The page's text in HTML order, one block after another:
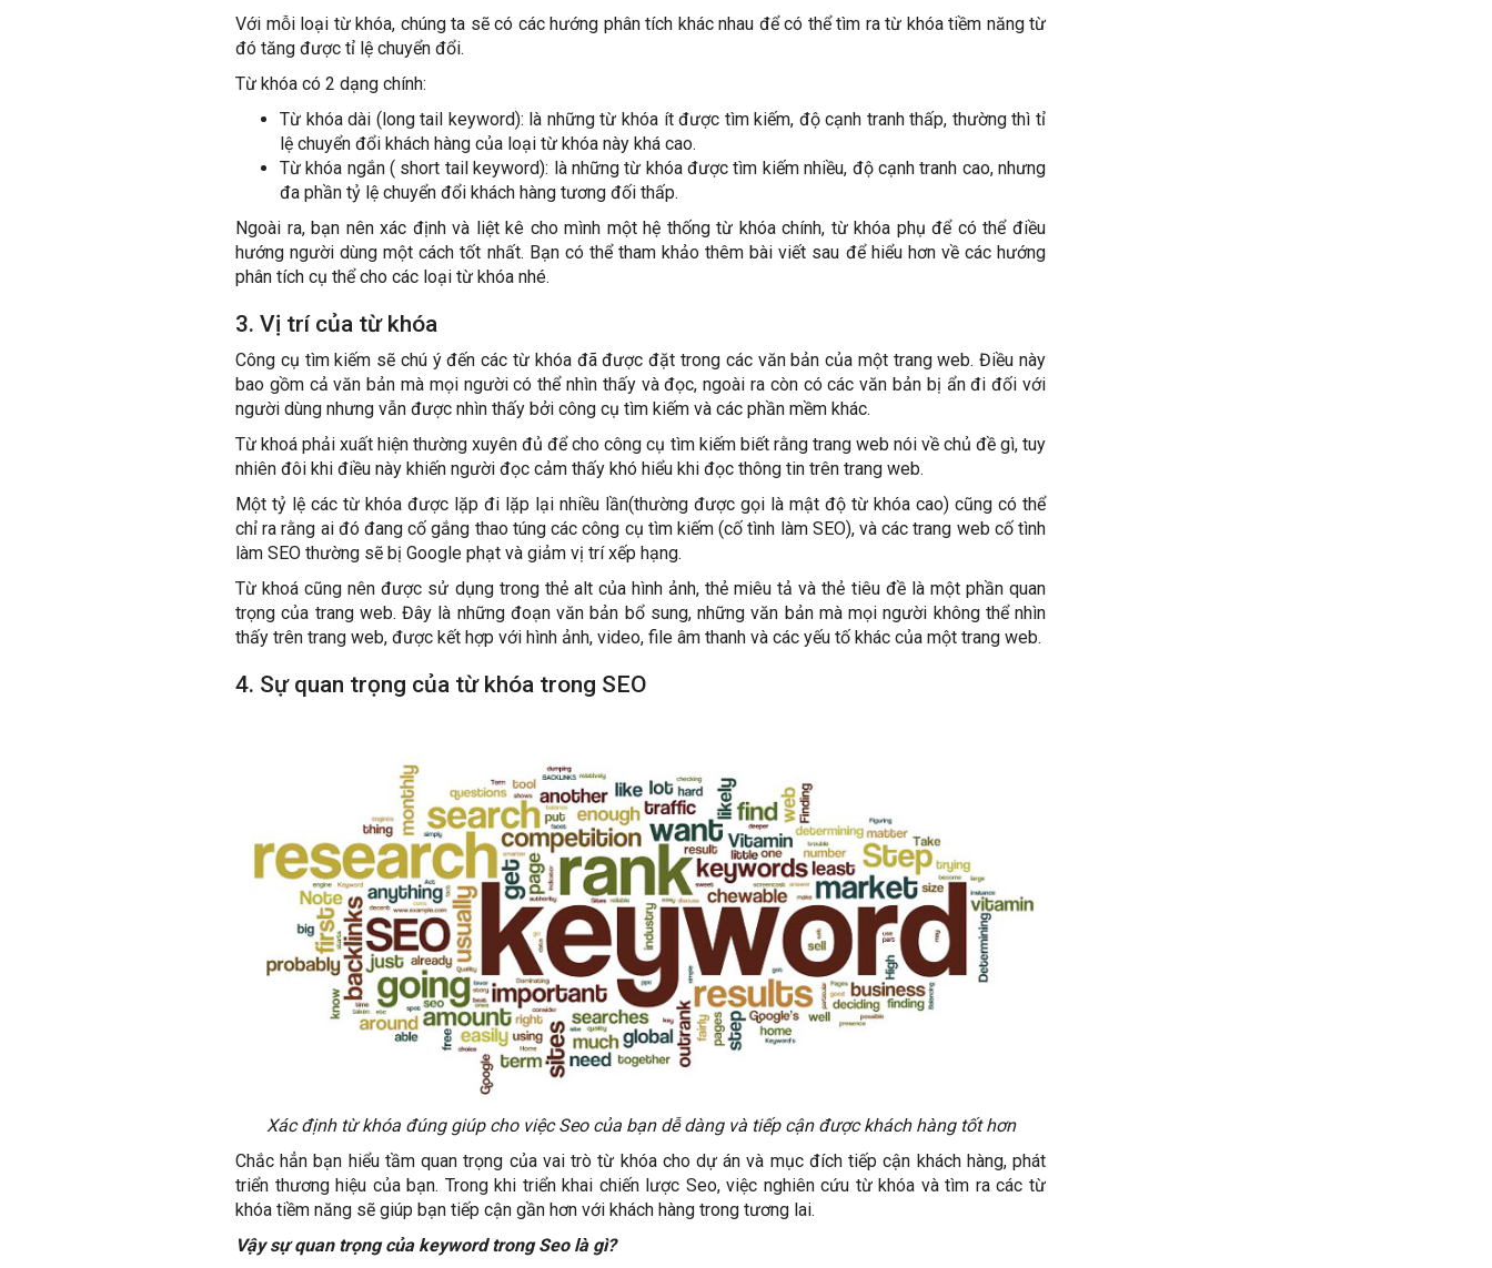
Với mỗi loại từ khóa, chúng ta sẽ có các hướng phân tích khác nhau để có thể tìm ra từ khóa tiềm năng từ
đó tăng được tỉ lệ chuyển đổi.
Từ khóa có 2 dạng chính:
Từ khóa dài (long tail keyword): là những từ khóa ít được tìm kiếm, độ cạnh tranh thấp, thường thì tỉ
lệ chuyển đổi khách hàng của loại từ khóa này khá cao.
Từ khóa ngắn ( short tail keyword): là những từ khóa được tìm kiếm nhiều, độ cạnh tranh cao, nhưng
đa phần tỷ lệ chuyển đổi khách hàng tương đối thấp.
Ngoài ra, bạn nên xác định và liệt kê cho mình một hệ thống từ khóa chính, từ khóa phụ để có thể điều
hướng người dùng một cách tốt nhất. Bạn có thể tham khảo thêm bài viết sau để hiểu hơn về các hướng
phân tích cụ thể cho các loại từ khóa nhé.
3. Vị trí của từ khóa
Công cụ tìm kiếm sẽ chú ý đến các từ khóa đã được đặt trong các văn bản của một trang web. Điều này
bao gồm cả văn bản mà mọi người có thể nhìn thấy và đọc, ngoài ra còn có các văn bản bị ẩn đi đối với
người dùng nhưng vẫn được nhìn thấy bởi công cụ tìm kiếm và các phần mềm khác.
Từ khoá phải xuất hiện thường xuyên đủ để cho công cụ tìm kiếm biết rằng trang web nói về chủ đề gì, tuy
nhiên đôi khi điều này khiến người đọc cảm thấy khó hiểu khi đọc thông tin trên trang web.
Một tỷ lệ các từ khóa được lặp đi lặp lại nhiều lần(thường được gọi là mật độ từ khóa cao) cũng có thể
chỉ ra rằng ai đó đang cố gắng thao túng các công cụ tìm kiếm (cố tình làm SEO), và các trang web cố tình
làm SEO thường sẽ bị Google phạt và giảm vị trí xếp hạng.
Từ khoá cũng nên được sử dụng trong thẻ alt của hình ảnh, thẻ miêu tả và thẻ tiêu đề là một phần quan
trọng của trang web. Đây là những đoạn văn bản bổ sung, những văn bản mà mọi người không thể nhìn
thấy trên trang web, được kết hợp với hình ảnh, video, file âm thanh và các yếu tố khác của một trang web.
4. Sự quan trọng của từ khóa trong SEO
Xác định từ khóa đúng giúp cho việc Seo của bạn dễ dàng và tiếp cận được khách hàng tốt hơn
Chắc hẳn bạn hiểu tầm quan trọng của vai trò từ khóa cho dự án và mục đích tiếp cận khách hàng, phát
triển thương hiệu của bạn. Trong khi triển khai chiến lược Seo, việc nghiên cứu từ khóa và tìm ra các từ
khóa tiềm năng sẽ giúp bạn tiếp cận gần hơn với khách hàng trong tương lai.
Vậy sự quan trọng của keyword trong Seo là gì?